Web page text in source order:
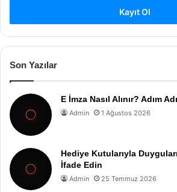
Kayıt Ol
Son Yazılar
E İmza Nasıl Alınır? Adım
Admin 1 Ağustos 2026
Hediye Kutularıyla
İfade Edin
Admin 25 Temmuz 2026